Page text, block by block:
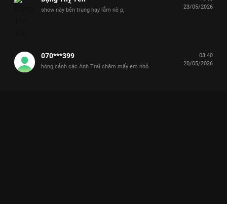
show này bên trung hay lắm nè p,
23/05/2026
070***399
hóng cảnh các Anh Trai chăm mấy em nhỏ
03:40
20/05/2026